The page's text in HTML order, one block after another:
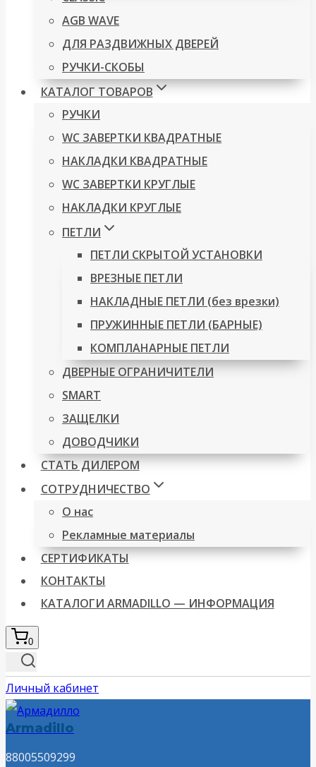
AGB WAVE
ДЛЯ РАЗДВИЖНЫХ ДВЕРЕЙ
РУЧКИ-СКОБЫ
КАТАЛОГ ТОВАРОВ
РУЧКИ
WC ЗАВЕРТКИ КВАДРАТНЫЕ
НАКЛАДКИ КВАДРАТНЫЕ
WC ЗАВЕРТКИ КРУГЛЫЕ
НАКЛАДКИ КРУГЛЫЕ
ПЕТЛИ
ПЕТЛИ СКРЫТОЙ УСТАНОВКИ
ВРЕЗНЫЕ ПЕТЛИ
НАКЛАДНЫЕ ПЕТЛИ (без врезки)
ПРУЖИННЫЕ ПЕТЛИ (БАРНЫЕ)
КОМПЛАНАРНЫЕ ПЕТЛИ
ДВЕРНЫЕ ОГРАНИЧИТЕЛИ
SMART
ЗАЩЕЛКИ
ДОВОДЧИКИ
СТАТЬ ДИЛЕРОМ
СОТРУДНИЧЕСТВО
О нас
Рекламные материалы
СЕРТИФИКАТЫ
КОНТАКТЫ
КАТАЛОГИ ARMADILLO — ИНФОРМАЦИЯ
0
Личный кабинет
Armadillo
88005509299